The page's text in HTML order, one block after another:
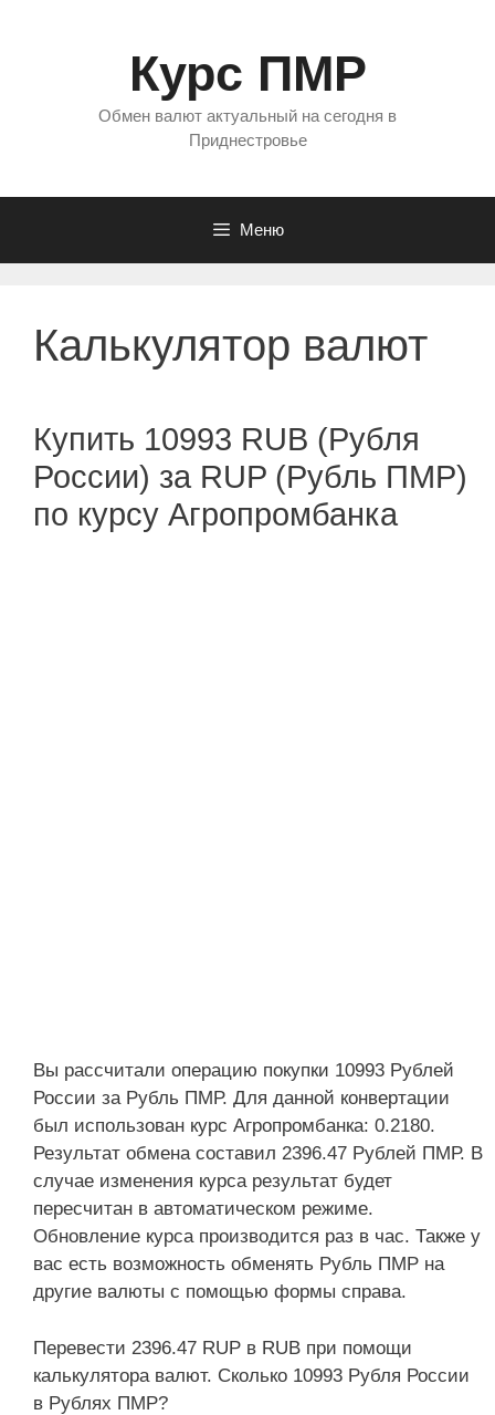
Курс ПМР
Обмен валют актуальный на сегодня в
Приднестровье
Меню
Калькулятор валют
Купить 10993 RUB (Рубля
России) за RUP (Рубль ПМР)
по курсу Агропромбанка
Вы рассчитали операцию покупки 10993 Рублей
России за Рубль ПМР. Для данной конвертации
был использован курс Агропромбанка: 0.2180.
Результат обмена составил 2396.47 Рублей ПМР. В
случае изменения курса результат будет
пересчитан в автоматическом режиме.
Обновление курса производится раз в час. Также у
вас есть возможность обменять Рубль ПМР на
другие валюты с помощью формы справа.
Перевести 2396.47 RUP в RUB при помощи
калькулятора валют. Сколько 10993 Рубля России
в Рублях ПМР?